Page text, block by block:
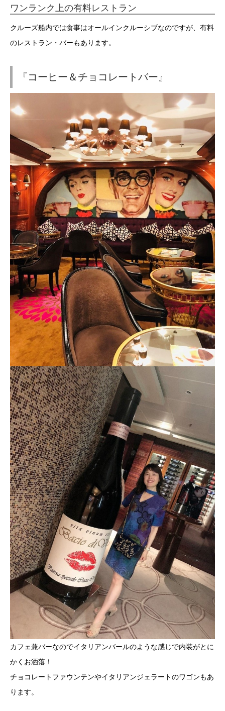
ワンランク上の有料レストラン
クルーズ船内では食事はオールインクルーシブなのですが、有料
のレストラン・バーもあります。
『コーヒー＆チョコレートバー』
カフェ兼バーなのでイタリアンバールのような感じで内装がとに
かくお洒落！
チョコレートファウンテンやイタリアンジェラートのワゴンもあ
ります。